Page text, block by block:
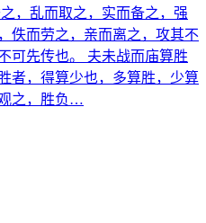
，乱而取之，实而备之，强
佚而劳之，亲而离之，攻其不
可先传也。 夫未战而庙算胜
者，得算少也，多算胜，少算
之，胜负…